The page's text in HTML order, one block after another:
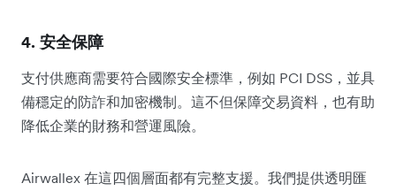
4. 安全保障
支付供應商需要符合國際安全標準，例如 PCI DSS，並具
備穩定的防詐和加密機制。這不但保障交易資料，也有助
降低企業的財務和營運風險。
Airwallex 在這四個層面都有完整支援。我們提供透明匯